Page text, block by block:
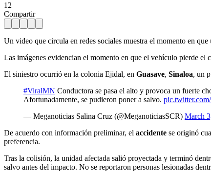
12
Compartir
Un video que circula en redes sociales muestra el momento en que
Las imágenes evidencian el momento en que el vehículo pierde el
El siniestro ocurrió en la colonia Ejidal, en Guasave, Sinaloa, un
#ViralMN Conductora se pasa el alto y provoca un fuerte
Afortunadamente, se pudieron poner a salvo.
— Meganoticias Salina Cruz (@MeganoticiasSCR) March
De acuerdo con información preliminar, el accidente se originó
preferencia.
Tras la colisión, la unidad afectada salió proyectada y terminó
salvo antes del impacto. No se reportaron personas lesionadas